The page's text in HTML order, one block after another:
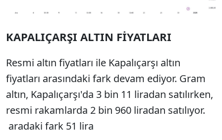
KAPALIÇARŞI ALTIN FİYATLARI
Resmi altın fiyatları ile Kapalıçarşı altın
fiyatları arasındaki fark devam ediyor. Gram
altın, Kapalıçarşı'da 3 bin 11 liradan satılırken,
resmi rakamlarda 2 bin 960 liradan satılıyor.
aradaki fark 51 lira